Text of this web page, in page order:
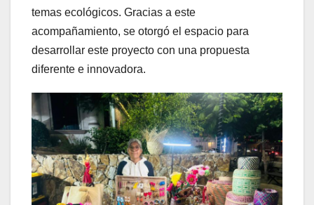
temas ecológicos. Gracias a este
acompañamiento, se otorgó el espacio para
desarrollar este proyecto con una propuesta
diferente e innovadora.